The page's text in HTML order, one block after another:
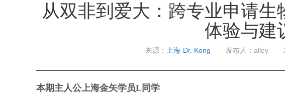
从双非到爱大：跨专业申请
体验与建
来源： 上海-Dr. Kong 发布人：alley
本期主人公上海金矢学员L同学